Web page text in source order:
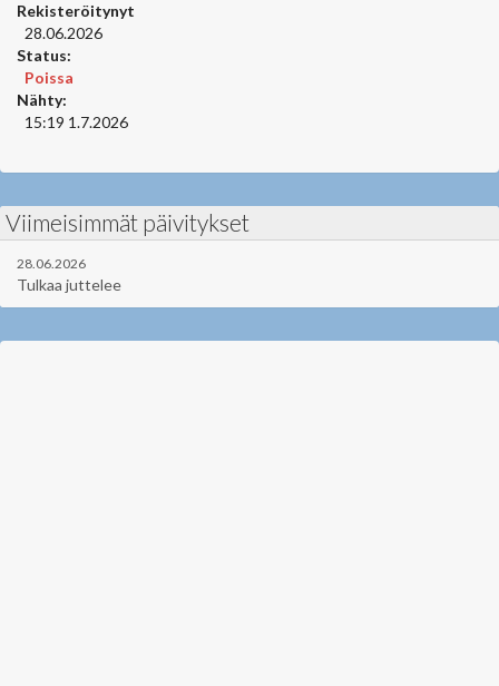
Rekisteröitynyt
28.06.2026
Status:
Poissa
Nähty:
15:19 1.7.2026
Viimeisimmät päivitykset
28.06.2026
Tulkaa juttelee